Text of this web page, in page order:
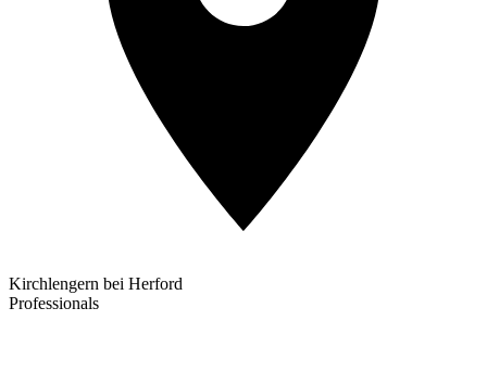
Kirchlengern bei Herford
Professionals